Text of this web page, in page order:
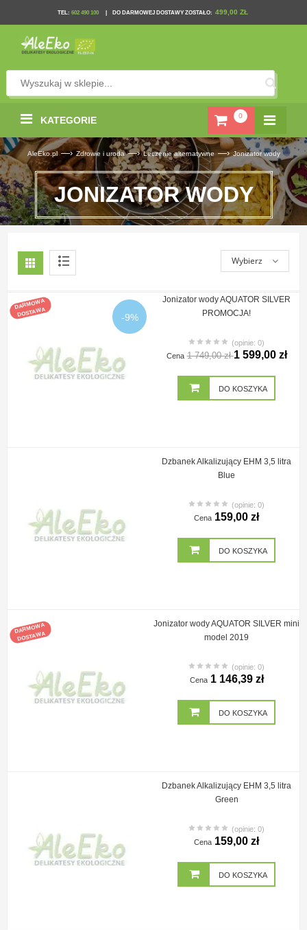
TEL: 602 490 100 DO DARMOWEJ DOSTAWY ZOSTAŁO: 499,00 ZŁ
0
KATEGORIE
AleEko.pl —› Zdrowie i uroda —› Leczenie alternatywne —› Jonizator wody
JONIZATOR WODY
Wybierz
DARMOWA
DOSTAWA -9%
Jonizator wody AQUATOR SILVER
PROMOCJA!
(opinie: 0)
Cena 1 749,00 zł1 599,00 zł
DO KOSZYKA
Dzbanek Alkalizujący EHM 3,5 litra
Blue
(opinie: 0)
Cena 159,00 zł
DO KOSZYKA
DARMOWA
DOSTAWA
Jonizator wody AQUATOR SILVER mini
model 2019
(opinie: 0)
Cena 1 146,39 zł
DO KOSZYKA
Dzbanek Alkalizujący EHM 3,5 litra
Green
(opinie: 0)
Cena 159,00 zł
DO KOSZYKA